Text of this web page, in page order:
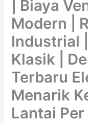
| Biaya
Modern |
Industrial
Klasik |
Terbaru
Menarik
Lantai Per